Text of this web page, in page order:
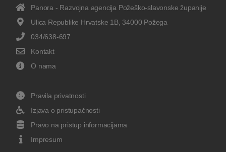
Panora - Razvojna agencija Požeško-slavonske županije
Ulica Republike Hrvatske 1B, 34000 Požega
034/638-697
Kontakt
O nama
Pravila privatnosti
Izjava o pristupačnosti
Pravo na pristup informacijama
Impresum